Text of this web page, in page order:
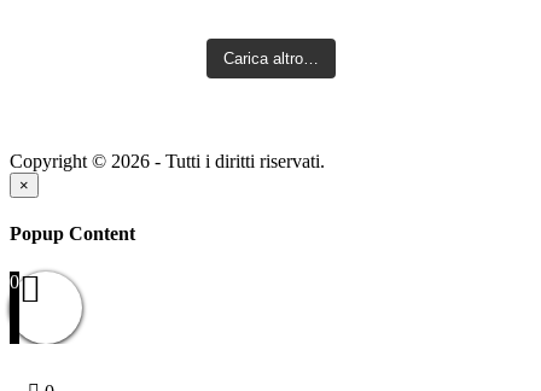
Carica altro…
Copyright © 2026 - Tutti i diritti riservati.
×
Popup Content
0